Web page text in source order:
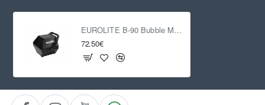
EUROLITE B-90 Bubble Machine
72.50€